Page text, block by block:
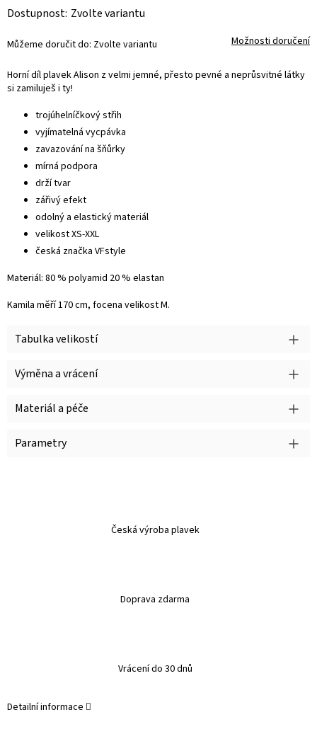
Zvolte variantu
Můžeme doručit do: Zvolte variantu Možnosti doručení
Tabulka velikostí
Výměna a vrácení
Materiál a péče
Parametry
Česká výroba plavek
Doprava zdarma
Vrácení do 30 dnů
Horní díl plavek Alison z velmi jemné, přesto pevné a neprůsvitné látky
si zamiluješ i ty!
trojúhelníčkový střih
vyjímatelná vycpávka
zavazování na šňůrky
mírná podpora
drží tvar
zářivý efekt
odolný a elastický materiál
velikost XS-XXL
česká značka VFstyle
Materiál: 80 % polyamid 20 % elastan
Kamila měří 170 cm, focena velikost M.
Detailní informace